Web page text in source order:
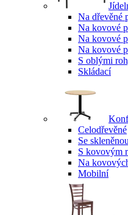
Na dřevěné
Na kovové
Na kovové
Na kovové
S oblými
Skládací
Celodřevěné
Se
S kovovým
Na
Mobilní